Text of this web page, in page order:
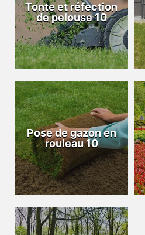
Tonte et réfection
de pelouse 10
Pose de gazon en
rouleau 10